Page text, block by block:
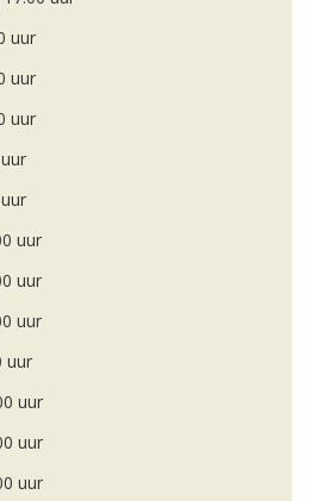
uur
uur
uur
uur
uur
uur
uur
uur
uur
uur